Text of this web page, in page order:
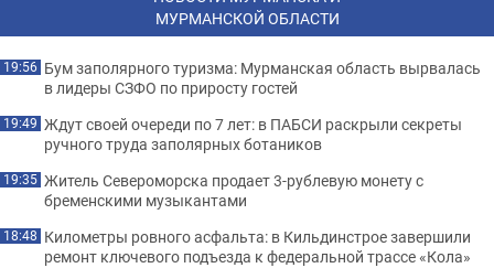
МУРМАНСКОЙ ОБЛАСТИ
19:56 Бум заполярного туризма: Мурманская область вырвалась
в лидеры СЗФО по приросту гостей
19:49 Ждут своей очереди по 7 лет: в ПАБСИ раскрыли секреты
ручного труда заполярных ботаников
19:35 Житель Североморска продает 3-рублевую монету с
бременскими музыкантами
18:48 Километры ровного асфальта: в Кильдинстрое завершили
ремонт ключевого подъезда к федеральной трассе «Кола»